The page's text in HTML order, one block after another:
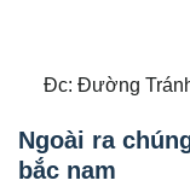
Đc: Đường
Ngoài ra
bắc nam